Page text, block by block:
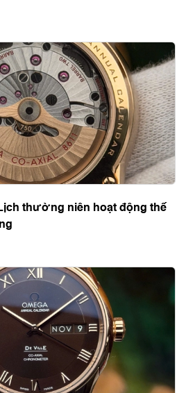
Đánh giá Datejust 36 mặt kim
thường niên hoạt động thế